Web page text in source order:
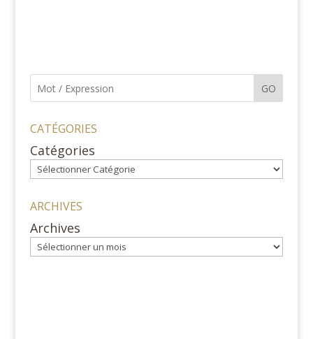
GO
CATÉGORIES
Catégories
ARCHIVES
Archives